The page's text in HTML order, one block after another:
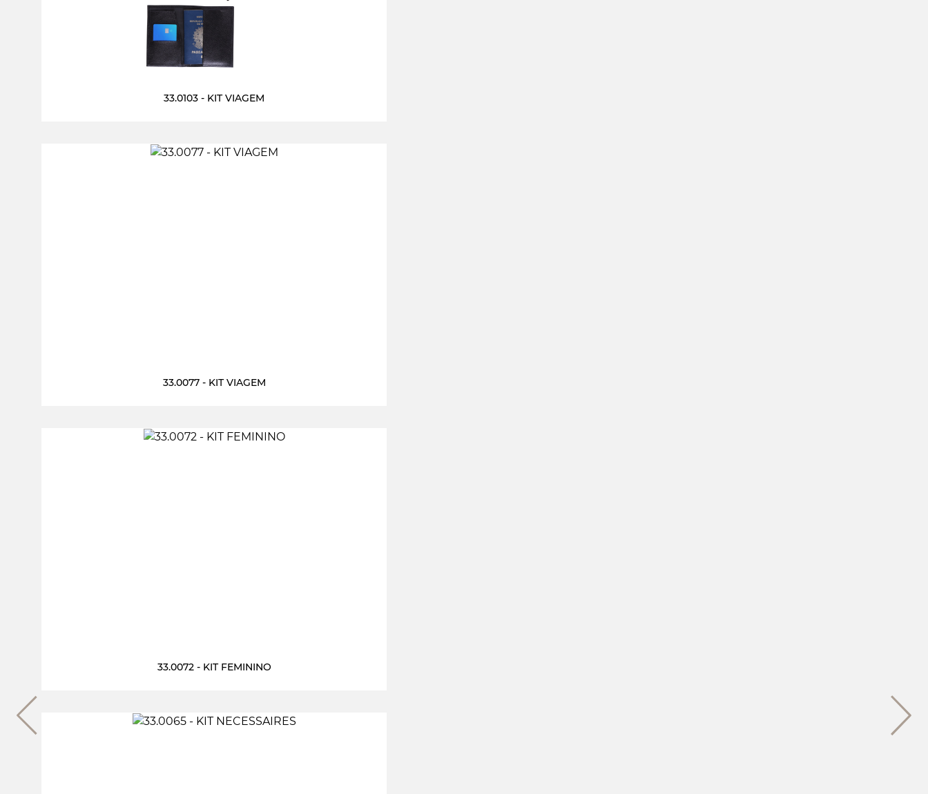
33.0103 - KIT VIAGEM
33.0077 - KIT VIAGEM
33.0072 - KIT FEMININO